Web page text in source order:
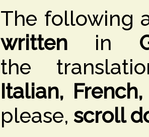
The following
written in
the
Italian,
please, scroll